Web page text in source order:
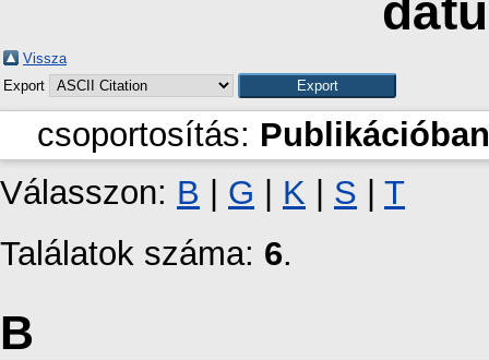
Vissza
Export
csoportosítás:
Válasszon: B G K S
T
Találatok száma: 6.
B